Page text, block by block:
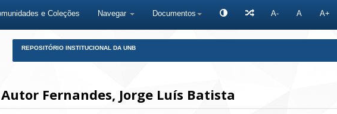
e Coleções Navegar Documentos A- A A+
REPOSITÓRIO INSTITUCIONAL DA UNB
Fernandes, Jorge Luís Batista